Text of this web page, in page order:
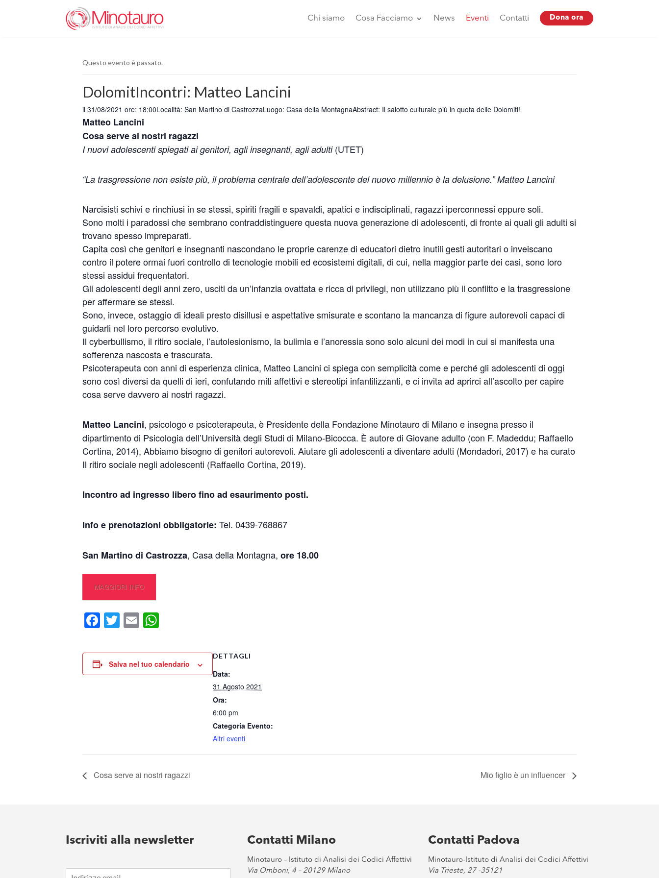
Chi siamo Cosa Facciamo News Eventi Contatti Dona ora
Questo evento è passato.
DolomitIncontri: Matteo Lancini
il 31/08/2021 ore: 18:00Località: San Martino di CastrozzaLuogo: Casa della MontagnaAbstract: Il salotto culturale più in quota delle Dolomiti!
Matteo Lancini
Cosa serve ai nostri ragazzi
I nuovi adolescenti spiegati ai genitori, agli insegnanti, agli adulti(UTET)
“La trasgressione non esiste più, il problema centrale dell’adolescente del nuovo millennio è la delusione.” Matteo Lancini
Narcisisti schivi e rinchiusi in se stessi, spiriti fragili e spavaldi, apatici e indisciplinati, ragazzi iperconnessi eppure soli.
Sono molti i paradossi che sembrano contraddistinguere questa nuova generazione di adolescenti, di fronte ai quali gli adulti si
trovano spesso impreparati.
Capita così che genitori e insegnanti nascondano le proprie carenze di educatori dietro inutili gesti autoritari o inveiscano
contro il potere ormai fuori controllo di tecnologie mobili ed ecosistemi digitali, di cui, nella maggior parte dei casi, sono loro
stessi assidui frequentatori.
Gli adolescenti degli anni zero, usciti da un’infanzia ovattata e ricca di privilegi, non utilizzano più il conflitto e la trasgressione
per affermare se stessi.
Sono, invece, ostaggio di ideali presto disillusi e aspettative smisurate e scontano la mancanza di figure autorevoli capaci di
guidarli nel loro percorso evolutivo.
Il cyberbullismo, il ritiro sociale, l’autolesionismo, la bulimia e l’anoressia sono solo alcuni dei modi in cui si manifesta una
sofferenza nascosta e trascurata.
Psicoterapeuta con anni di esperienza clinica, Matteo Lancini ci spiega con semplicità come e perché gli adolescenti di oggi
sono così diversi da quelli di ieri, confutando miti affettivi e stereotipi infantilizzanti, e ci invita ad aprirci all’ascolto per capire
cosa serve davvero ai nostri ragazzi.
Matteo Lancini, psicologo e psicoterapeuta, è Presidente della Fondazione Minotauro di Milano e insegna presso il
dipartimento di Psicologia dell’Università degli Studi di Milano-Bicocca. È autore di Giovane adulto (con F. Madeddu; Raffaello
Cortina, 2014), Abbiamo bisogno di genitori autorevoli. Aiutare gli adolescenti a diventare adulti (Mondadori, 2017) e ha curato
Il ritiro sociale negli adolescenti (Raffaello Cortina, 2019).
Incontro ad ingresso libero fino ad esaurimento posti.
Info e prenotazioni obbligatorie: Tel. 0439-768867
San Martino di Castrozza, Casa della Montagna, ore 18.00
MAGGIORI INFO
Facebook
Twitter
Email
Salva nel tuo calendario
DETTAGLI
Data:
31 Agosto 2021
Ora:
6:00 pm
Categoria Evento:
Altri eventi
Cosa serve ai nostri ragazzi Mio figlio è un influencer
Iscriviti alla newsletter Contatti Milano
Minotauro – Istituto di Analisi dei Codici Affettivi
Via Omboni, 4 – 20129 Milano
Contatti Padova
Minotauro-Istituto di Analisi dei Codici Affettivi
Via Trieste, 27 -35121